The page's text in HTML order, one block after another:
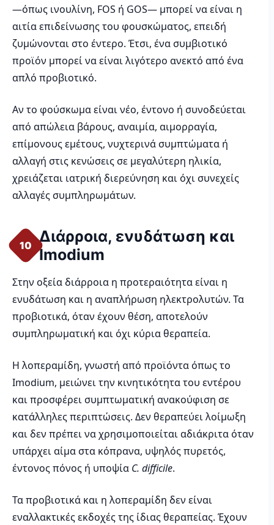
—όπως ινουλίνη, FOS ή GOS— μπορεί να είναι η
αιτία επιδείνωσης του φουσκώματος, επειδή
ζυμώνονται στο έντερο. Έτσι, ένα συμβιοτικό
προϊόν μπορεί να είναι λιγότερο ανεκτό από ένα
απλό προβιοτικό.
Αν το φούσκωμα είναι νέο, έντονο ή συνοδεύεται
από απώλεια βάρους, αναιμία, αιμορραγία,
επίμονους εμέτους, νυχτερινά συμπτώματα ή
αλλαγή στις κενώσεις σε μεγαλύτερη ηλικία,
χρειάζεται ιατρική διερεύνηση και όχι συνεχείς
αλλαγές συμπληρωμάτων.
10
Διάρροια, ενυδάτωση και
Imodium
Στην οξεία διάρροια η προτεραιότητα είναι η
ενυδάτωση και η αναπλήρωση ηλεκτρολυτών. Τα
προβιοτικά, όταν έχουν θέση, αποτελούν
συμπληρωματική και όχι κύρια θεραπεία.
Η λοπεραμίδη, γνωστή από προϊόντα όπως το
Imodium, μειώνει την κινητικότητα του εντέρου
και προσφέρει συμπτωματική ανακούφιση σε
κατάλληλες περιπτώσεις. Δεν θεραπεύει λοίμωξη
και δεν πρέπει να χρησιμοποιείται αδιάκριτα όταν
υπάρχει αίμα στα κόπρανα, υψηλός πυρετός,
έντονος πόνος ή υποψία C. difficile.
Τα προβιοτικά και η λοπεραμίδη δεν είναι
εναλλακτικές εκδοχές της ίδιας θεραπείας. Έχουν